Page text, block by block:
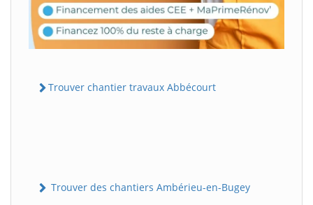
Trouver chantier travaux Abbécourt
Trouver des chantiers Ambérieu-en-Bugey